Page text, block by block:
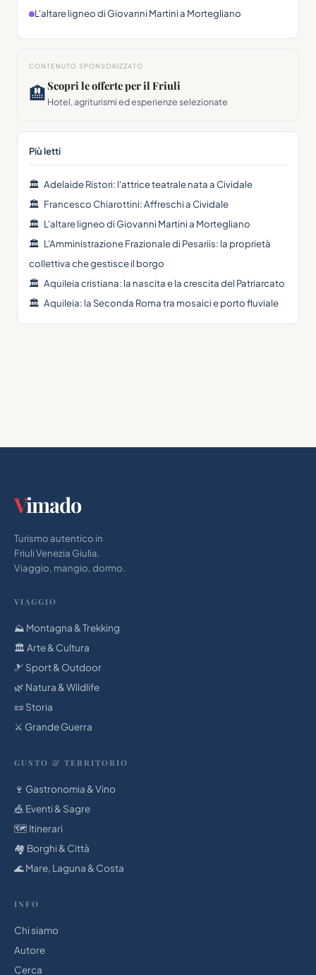
L'altare ligneo di Giovanni Martini a Mortegliano
CONTENUTO SPONSORIZZATO
🏨Scopri le offerte per il Friuli
Hotel, agriturismi ed esperienze selezionate
Più letti
🏛 Adelaide Ristori: l'attrice teatrale nata a Cividale
🏛 Francesco Chiarottini: Affreschi a Cividale
🏛 L'altare ligneo di Giovanni Martini a Mortegliano
🏛 L'Amministrazione Frazionale di Pesariis: la proprietà
collettiva che gestisce il borgo
🏛 Aquileia cristiana: la nascita e la crescita del Patriarcato
🏛 Aquileia: la Seconda Roma tra mosaici e porto fluviale
Vimado
Turismo autentico in
Friuli Venezia Giulia.
Viaggio, mangio, dormo.
VIAGGIO
⛰️ Montagna & Trekking
🏛 Arte & Cultura
🎿 Sport & Outdoor
🌿 Natura & Wildlife
📜 Storia
⚔️ Grande Guerra
GUSTO & TERRITORIO
🍷 Gastronomia & Vino
🎪 Eventi & Sagre
🗺️ Itinerari
🏘️ Borghi & Città
🌊 Mare, Laguna & Costa
INFO
Chi siamo
Autore
Cerca